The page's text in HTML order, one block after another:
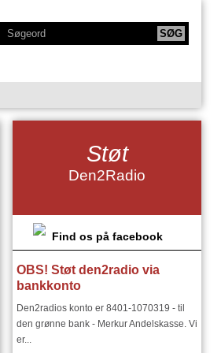
NY SERIE - BODYTALK
NY SERIE OM HAFNIA
KLANGKAMMERET
DEN2RADIO - SNART 18 ÅR
I ØSTEUROPA I 1900 TALLET
Støt
Den2Radio
Find os på facebook
OBS! Støt den2radio via
bankkonto
Den2radios konto er 8401-1070319 - til
den grønne bank - Merkur Andelskasse. Vi
er...